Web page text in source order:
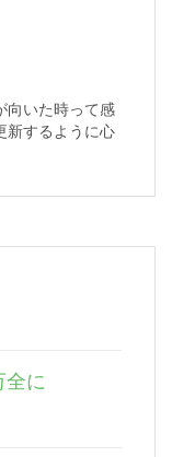
向いた時って感
新するように心
全に